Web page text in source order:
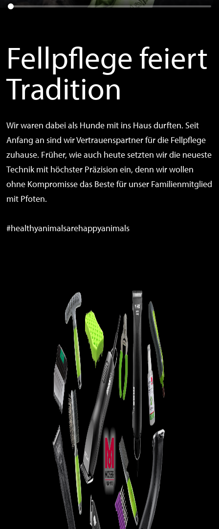
Fellpflege feiert
Tradition
Wir waren dabei als Hunde mit ins Haus durften. Seit
Anfang an sind wir Vertrauenspartner für die Fellpflege
zuhause. Früher, wie auch heute setzten wir die neueste
Technik mit höchster Präzision ein, denn wir wollen
ohne Kompromisse das Beste für unser Familienmitglied
mit Pfoten.
#healthyanimalsarehappyanimals